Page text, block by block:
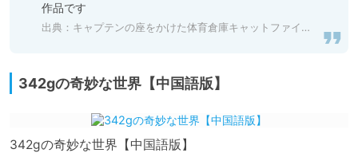
作品です
出典： キャプテンの座をかけた体育倉庫キャットファイト決着編 [ヒロ ワークス] | DLsite 同人 - R18
342gの奇妙な世界【中国語版】
342gの奇妙な世界【中国語版】